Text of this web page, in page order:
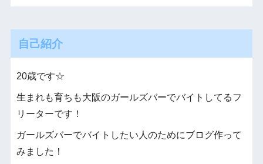
自己紹介
20歳です☆
生まれも育ちも大阪のガールズバーでバイトしてるフ
リーターです！
ガールズバーでバイトしたい人のためにブログ作って
みました！